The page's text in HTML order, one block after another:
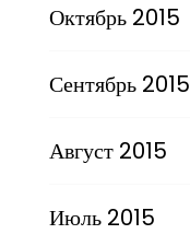
Октябрь 2015
Сентябрь 2015
Август 2015
Июль 2015